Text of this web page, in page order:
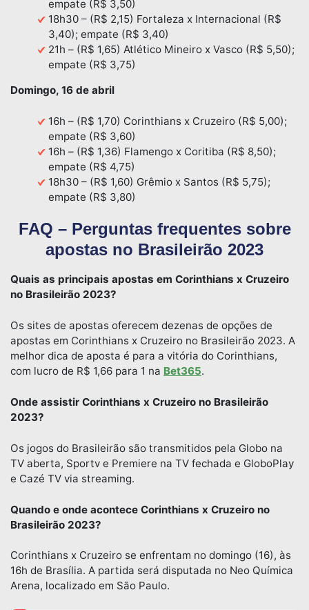
empate (R$ 3,50)
18h30 – (R$ 2,15) Fortaleza x Internacional (R$
3,40); empate (R$ 3,40)
21h – (R$ 1,65) Atlético Mineiro x Vasco (R$ 5,50);
empate (R$ 3,75)
Domingo, 16 de abril
16h – (R$ 1,70) Corinthians x Cruzeiro (R$ 5,00);
empate (R$ 3,60)
16h – (R$ 1,36) Flamengo x Coritiba (R$ 8,50);
empate (R$ 4,75)
18h30 – (R$ 1,60) Grêmio x Santos (R$ 5,75);
empate (R$ 3,80)
FAQ – Perguntas frequentes sobre
apostas no Brasileirão 2023
Quais as principais apostas em Corinthians x Cruzeiro
no Brasileirão 2023?
Os sites de apostas oferecem dezenas de opções de
apostas em Corinthians x Cruzeiro no Brasileirão 2023. A
melhor dica de aposta é para a vitória do Corinthians,
com lucro de R$ 1,66 para 1 na Bet365.
Onde assistir Corinthians x Cruzeiro no Brasileirão
2023?
Os jogos do Brasileirão são transmitidos pela Globo na
TV aberta, Sportv e Premiere na TV fechada e GloboPlay
e Cazé TV via streaming.
Quando e onde acontece Corinthians x Cruzeiro no
Brasileirão 2023?
Corinthians x Cruzeiro se enfrentam no domingo (16), às
16h de Brasília. A partida será disputada no Neo Química
Arena, localizado em São Paulo.